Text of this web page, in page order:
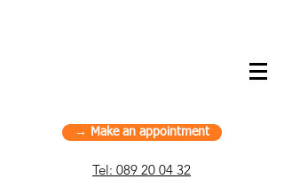
→ Make an appointment
Tel: 089 20 04 32